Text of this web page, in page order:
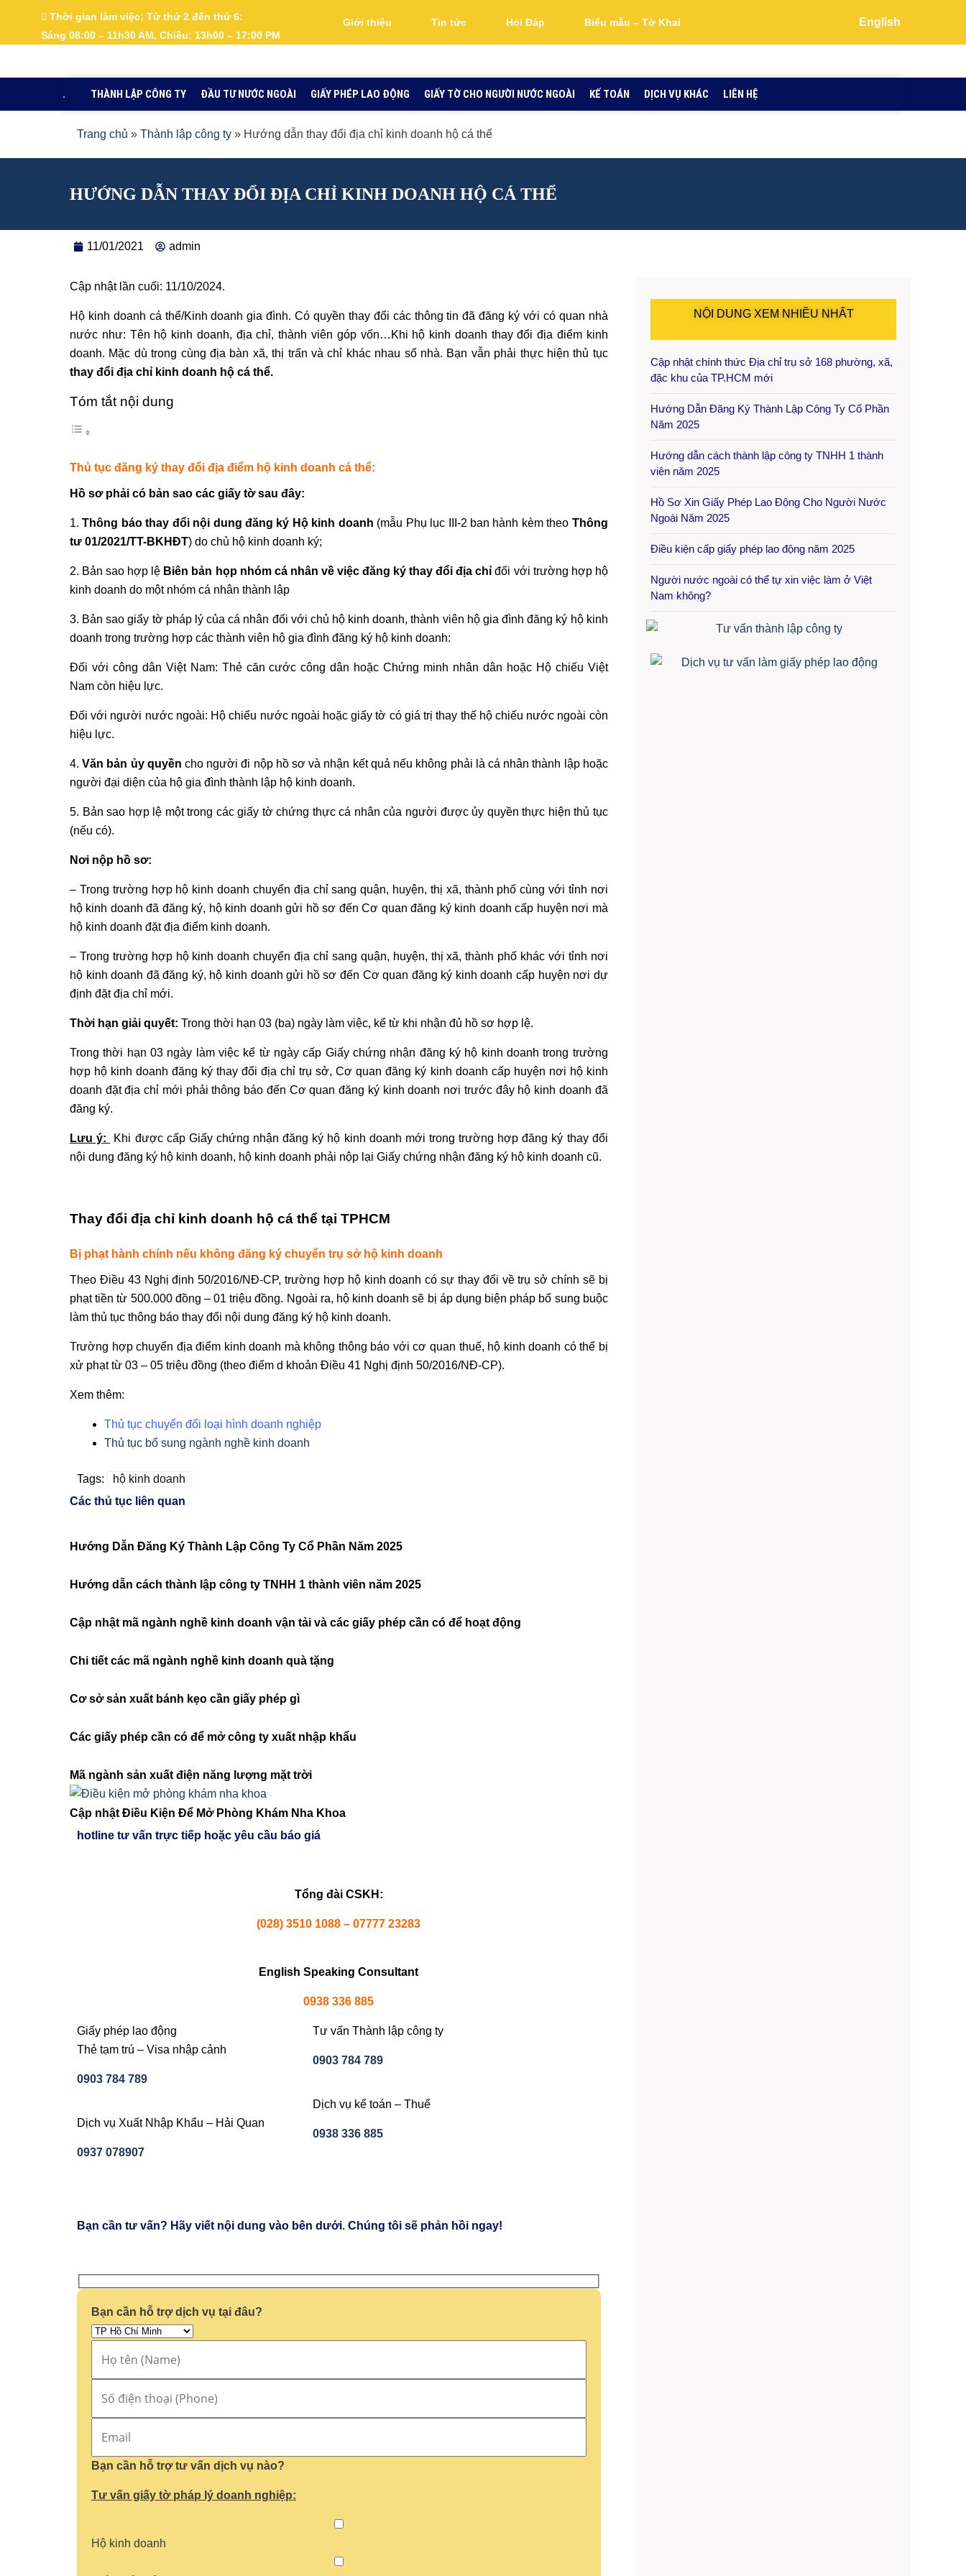
nội
Thời gian làm việc: Từ thứ 2 đến thứ 6:
Sáng 08:00 – 11h30 AM, Chiều: 13h00 – 17:00 PM
Giới thiệu Tin tức Hỏi Đáp Biểu mẫu – Tờ Khai English
. THÀNH LẬP CÔNG TY ĐẦU TƯ NƯỚC NGOÀI GIẤY PHÉP LAO ĐỘNG GIẤY TỜ CHO NGƯỜI NƯỚC NGOÀI KẾ TOÁN DỊCH VỤ KHÁC LIÊN HỆ
Trang chủ » Thành lập công ty » Hướng dẫn thay đổi địa chỉ kinh doanh hộ cá thể
HƯỚNG DẪN THAY ĐỔI ĐỊA CHỈ KINH DOANH HỘ CÁ THỂ
11/01/2021 admin
Cập nhật lần cuối: 11/10/2024.
Hộ kinh doanh cá thể/Kinh doanh gia đình. Có quyền thay đổi các thông tin đã đăng ký với có quan nhà
nước như: Tên hộ kinh doanh, địa chỉ, thành viên góp vốn…Khi hộ kinh doanh thay đổi địa điểm kinh
doanh. Mặc dù trong cùng địa bàn xã, thị trấn và chỉ khác nhau số nhà. Bạn vẫn phải thực hiện thủ tục
thay đổi địa chỉ kinh doanh hộ cá thể.
Tóm tắt nội dung
Thủ tục đăng ký thay đổi địa điểm hộ kinh doanh cá thể:
Hồ sơ phải có bản sao các giấy tờ sau đây:
1.Thông báo thay đổi nội dung đăng ký Hộ kinh doanh (mẫu Phụ lục III-2 ban hành kèm theo Thông
tư 01/2021/TT-BKHĐT) do chủ hộ kinh doanh ký;
2. Bản sao hợp lệ Biên bản họp nhóm cá nhân về việc đăng ký thay đổi địa chỉ đối với trường hợp hộ
kinh doanh do một nhóm cá nhân thành lập
3. Bản sao giấy tờ pháp lý của cá nhân đối với chủ hộ kinh doanh, thành viên hộ gia đình đăng ký hộ kinh
doanh trong trường hợp các thành viên hộ gia đình đăng ký hộ kinh doanh:
Đối với công dân Việt Nam: Thẻ căn cước công dân hoặc Chứng minh nhân dân hoặc Hộ chiếu Việt
Nam còn hiệu lực.
Đối với người nước ngoài: Hộ chiếu nước ngoài hoặc giấy tờ có giá trị thay thế hộ chiếu nước ngoài còn
hiệu lực.
4.Văn bản ủy quyền cho người đi nộp hồ sơ và nhận kết quả nếu không phải là cá nhân thành lập hoặc
người đại diện của hộ gia đình thành lập hộ kinh doanh.
5. Bản sao hợp lệ một trong các giấy tờ chứng thực cá nhân của người được ủy quyền thực hiện thủ tục
(nếu có).
Nơi nộp hồ sơ:
– Trong trường hợp hộ kinh doanh chuyển địa chỉ sang quận, huyện, thị xã, thành phố cùng với tỉnh nơi
hộ kinh doanh đã đăng ký, hộ kinh doanh gửi hồ sơ đến Cơ quan đăng ký kinh doanh cấp huyện nơi mà
hộ kinh doanh đặt địa điểm kinh doanh.
– Trong trường hợp hộ kinh doanh chuyển địa chỉ sang quận, huyện, thị xã, thành phố khác với tỉnh nơi
hộ kinh doanh đã đăng ký, hộ kinh doanh gửi hồ sơ đến Cơ quan đăng ký kinh doanh cấp huyện nơi dự
định đặt địa chỉ mới.
Thời hạn giải quyết: Trong thời hạn 03 (ba) ngày làm việc, kể từ khi nhận đủ hồ sơ hợp lệ.
Trong thời hạn 03 ngày làm việc kể từ ngày cấp Giấy chứng nhận đăng ký hộ kinh doanh trong trường
hợp hộ kinh doanh đăng ký thay đổi địa chỉ trụ sở, Cơ quan đăng ký kinh doanh cấp huyện nơi hộ kinh
doanh đặt địa chỉ mới phải thông báo đến Cơ quan đăng ký kinh doanh nơi trước đây hộ kinh doanh đã
đăng ký.
Lưu ý:
Khi được cấp Giấy chứng nhận đăng ký hộ kinh doanh mới trong trường hợp đăng ký thay đổi
nội dung đăng ký hộ kinh doanh, hộ kinh doanh phải nộp lại Giấy chứng nhận đăng ký hộ kinh doanh cũ.
Thay đổi địa chỉ kinh doanh hộ cá thể tại TPHCM
Bị phạt hành chính nếu không đăng ký chuyển trụ sở hộ kinh doanh
Theo Điều 43 Nghị định 50/2016/NĐ-CP, trường hợp hộ kinh doanh có sự thay đổi về trụ sở chính sẽ bị
phạt tiền từ 500.000 đồng – 01 triệu đồng. Ngoài ra, hộ kinh doanh sẽ bị áp dụng biện pháp bổ sung buộc
làm thủ tục thông báo thay đổi nội dung đăng ký hộ kinh doanh.
Trường hợp chuyển địa điểm kinh doanh mà không thông báo với cơ quan thuế, hộ kinh doanh có thể bị
xử phạt từ 03 – 05 triệu đồng (theo điểm d khoản Điều 41 Nghị định 50/2016/NĐ-CP).
Xem thêm:
Thủ tục chuyển đổi loại hình doanh nghiệp
Thủ tục bổ sung ngành nghề kinh doanh
Tags:
hộ kinh doanh
Các thủ tục liên quan
Hướng Dẫn Đăng Ký Thành Lập Công Ty Cổ Phần Năm 2025
Hướng dẫn cách thành lập công ty TNHH 1 thành viên năm 2025
Cập nhật mã ngành nghề kinh doanh vận tải và các giấy phép cần có để hoạt động
Chi tiết các mã ngành nghề kinh doanh quà tặng
Cơ sở sản xuất bánh kẹo cần giấy phép gì
Các giấy phép cần có để mở công ty xuất nhập khẩu
Mã ngành sản xuất điện năng lượng mặt trời
Cập nhật Điều Kiện Để Mở Phòng Khám Nha Khoa
hotline tư vấn trực tiếp hoặc yêu cầu báo giá
Tổng đài CSKH:
(028) 3510 1088 – 07777 23283
English Speaking Consultant
0938 336 885
Giấy phép lao động
Thẻ tạm trú – Visa nhập cảnh
0903 784 789
Dịch vụ Xuất Nhập Khẩu – Hải Quan
0937 078907
Tư vấn Thành lập công ty
0903 784 789
Dịch vụ kế toán – Thuế
0938 336 885
Bạn cần tư vấn? Hãy viết nội dung vào bên dưới. Chúng tôi sẽ phản hồi ngay!
Bạn cần hỗ trợ dịch vụ tại đâu?
Bạn cần hỗ trợ tư vấn dịch vụ nào?
Tư vấn giấy tờ pháp lý doanh nghiệp:
Hộ kinh doanh
NỘI DUNG XEM NHIỀU NHẤT
Cập nhật chính thức Địa chỉ trụ sở 168 phường, xã,
đặc khu của TP.HCM mới
Hướng Dẫn Đăng Ký Thành Lập Công Ty Cổ Phần
Năm 2025
Hướng dẫn cách thành lập công ty TNHH 1 thành
viên năm 2025
Hồ Sơ Xin Giấy Phép Lao Động Cho Người Nước
Ngoài Năm 2025
Điều kiện cấp giấy phép lao động năm 2025
Người nước ngoài có thể tự xin việc làm ở Việt
Nam không?